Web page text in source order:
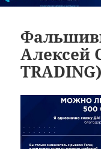
Алексей
TRADING)